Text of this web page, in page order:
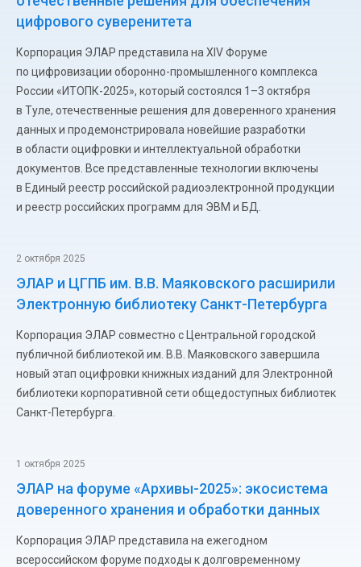
цифрового суверенитета
Корпорация ЭЛАР представила на XIV Форуме
по цифровизации оборонно-промышленного комплекса
России «ИТОПК-2025», который состоялся 1–3 октября
в Туле, отечественные решения для доверенного хранения
данных и продемонстрировала новейшие разработки
в области оцифровки и интеллектуальной обработки
документов. Все представленные технологии включены
в Единый реестр российской радиоэлектронной продукции
и реестр российских программ для ЭВМ и БД.
2 октября 2025
ЭЛАР и ЦГПБ им. В.В. Маяковского расширили
Электронную библиотеку Санкт-Петербурга
Корпорация ЭЛАР совместно с Центральной городской
публичной библиотекой им. В.В. Маяковского завершила
новый этап оцифровки книжных изданий для Электронной
библиотеки корпоративной сети общедоступных библиотек
Санкт-Петербурга.
1 октября 2025
ЭЛАР на форуме «Архивы-2025»: экосистема
доверенного хранения и обработки данных
Корпорация ЭЛАР представила на ежегодном
всероссийском форуме подходы к долговременному